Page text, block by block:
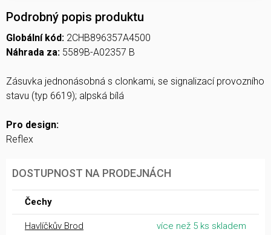
Podrobný popis produktu
Globální kód: 2CHB896357A4500
Náhrada za: 5589B-A02357 B
Zásuvka jednonásobná s clonkami, se signalizací provozního
stavu (typ 6619); alpská bílá
Pro design:
Reflex
DOSTUPNOST NA PRODEJNÁCH
Čechy
Havlíčkův Brod více než 5 ks skladem